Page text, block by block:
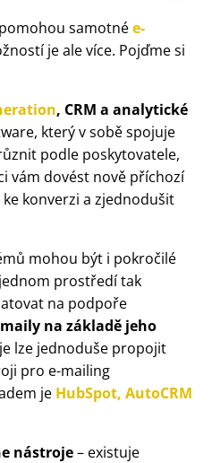
samotnée-
je ale více. Pojďme si
, CRM a analytické
který v sobě spojuje
podle poskytovatele,
vám dovést nově příchozí
konverzi a zjednodušit
mohou být i pokročilé
prostředí tak
na podpoře
na základě jeho
lze jednoduše propojit
pro e-mailing
je HubSpot, AutoCRM
nástroje– existuje